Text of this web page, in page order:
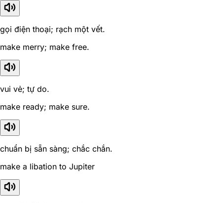
gọi điện thoại; rạch một vết.
make merry; make free.
vui vẻ; tự do.
make ready; make sure.
chuẩn bị sẵn sàng; chắc chắn.
make a libation to Jupiter